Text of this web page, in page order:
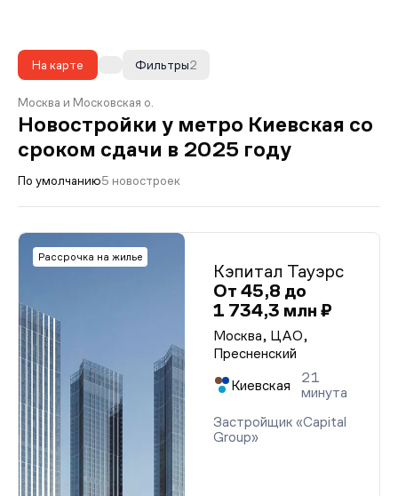
На карте 2
Фильтры
Москва и Московская о.
Новостройки у метро Киевская со
сроком сдачи в 2025 году
По умолчанию5 новостроек
Рассрочка на жилье
Кэпитал Тауэрс
От 45,8 до
1 734,3 млн ₽
Москва, ЦАО,
Пресненский
Киевская
21
минута
Застройщик «Capital
Group»